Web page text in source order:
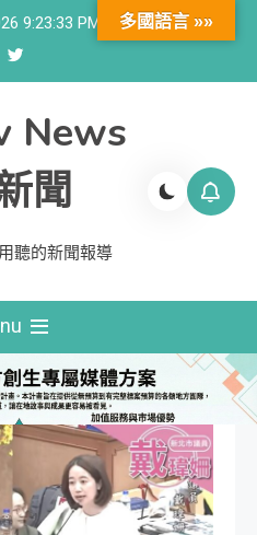
9:23:34 PM
News
聞
聽的新聞報導
多國語言 »»